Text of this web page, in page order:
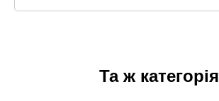
Та ж категорія